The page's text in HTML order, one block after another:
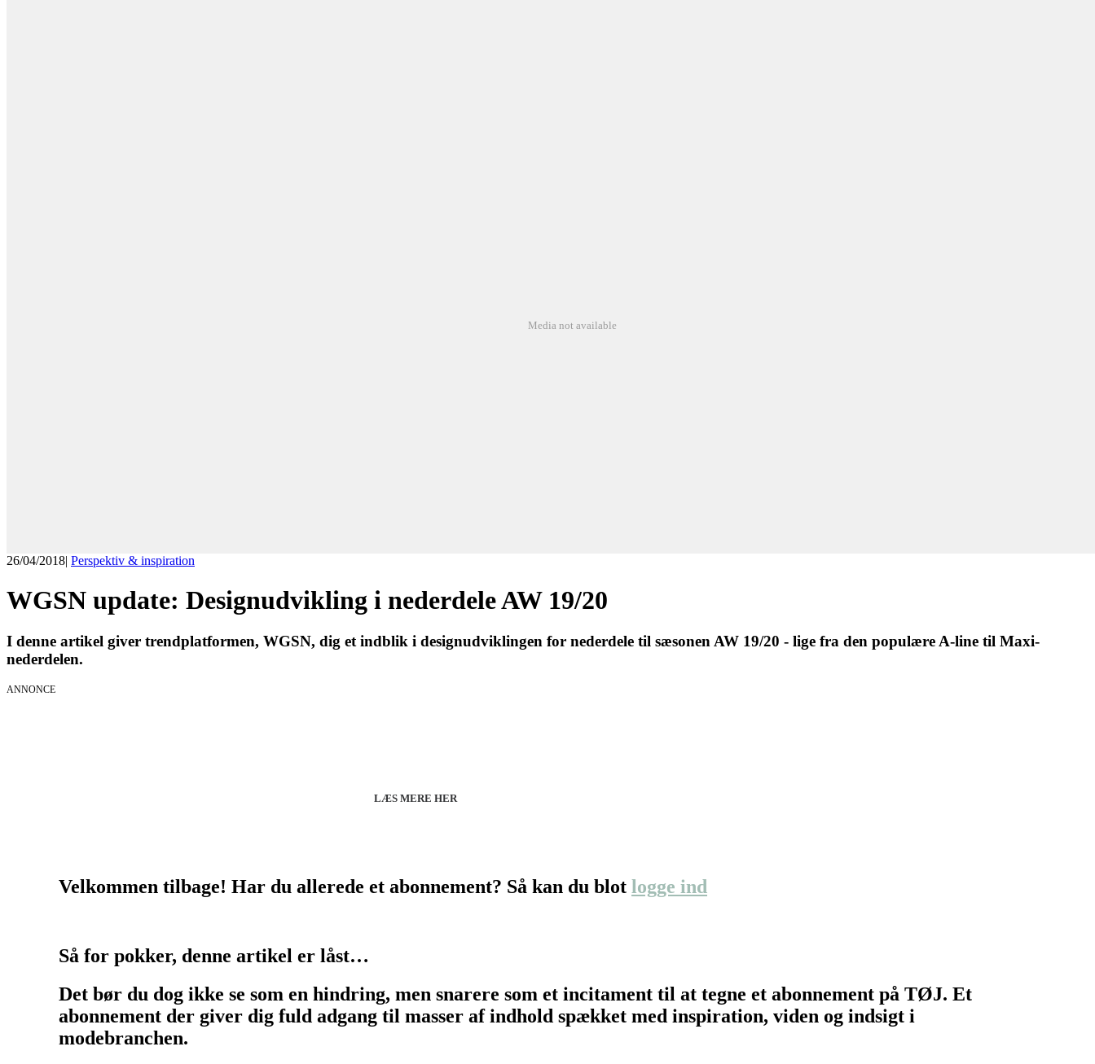
Media not available
26/04/2018| Perspektiv & inspiration
WGSN update: Designudvikling i nederdele AW 19/20
I denne artikel giver trendplatformen, WGSN, dig et indblik i designudviklingen for nederdele til sæsonen AW 19/20 - lige fra den populære A-line til Maxi-
nederdelen.
ANNONCE
LÆS MERE HER
Velkommen tilbage! Har du allerede et abonnement? Så kan du blot logge ind
Så for pokker, denne artikel er låst…
Det bør du dog ikke se som en hindring, men snarere som et incitament til at tegne et abonnement på TØJ. Et
abonnement der giver dig fuld adgang til masser af indhold spækket med inspiration, viden og indsigt i
modebranchen.